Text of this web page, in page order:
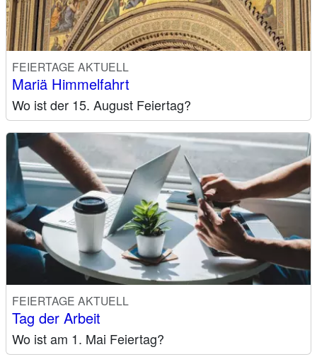
FEIERTAGE AKTUELL
Mariä Himmelfahrt
Wo ist der 15. August Feiertag?
FEIERTAGE AKTUELL
Tag der Arbeit
Wo ist am 1. Mai Feiertag?